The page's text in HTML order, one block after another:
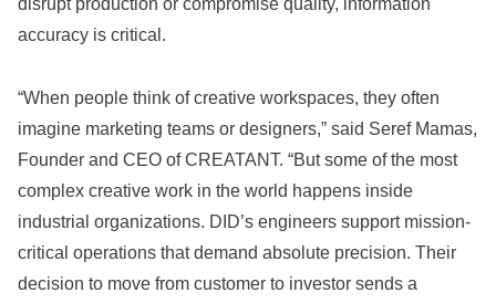
accuracy is critical.
“When people think of creative workspaces, they often
imagine marketing teams or designers,” said Seref Mamas,
Founder and CEO of CREATANT. “But some of the most
complex creative work in the world happens inside
industrial organizations. DID’s engineers support mission-
critical operations that demand absolute precision. Their
decision to move from customer to investor sends a